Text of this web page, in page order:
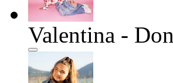
Valentina -